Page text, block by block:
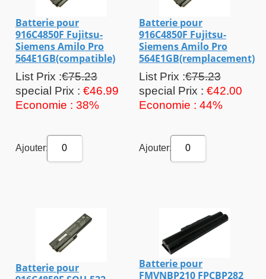
Batterie pour
916C4850F Fujitsu-
Siemens Amilo Pro
564E1GB(compatible)
List Prix :€75.23
special Prix : €46.99
Economie : 38%
Ajouter: 0
Batterie pour
916C4850F Fujitsu-
Siemens Amilo Pro
564E1GB(remplacement)
List Prix :€75.23
special Prix : €42.00
Economie : 44%
Ajouter: 0
Batterie pour
Batterie pour
FMVNBP210 FPCBP282